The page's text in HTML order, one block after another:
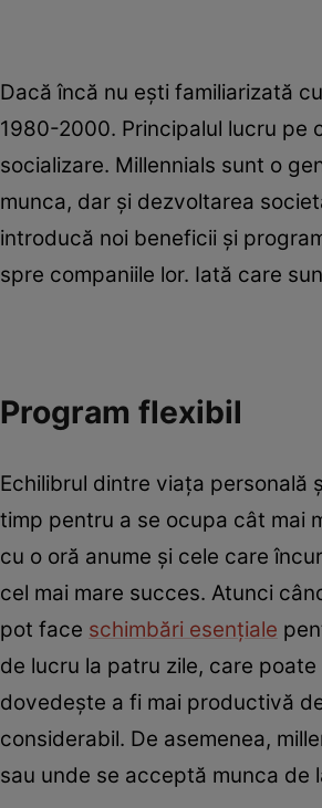
Dacă încă nu eşti familiarizată
1980-2000. Principalul lucru pe
socializare. Millennials sunt o
munca, dar şi dezvoltarea
introducă noi beneficii şi
spre companiile lor. Iată care
Program flexibil
Echilibrul dintre viaţa personală
timp pentru a se ocupa cât mai
cu o oră anume şi cele care
cel mai mare succes. Atunci
pot face schimbări esenţiale
de lucru la patru zile, care
dovedeşte a fi mai productivă
considerabil. De asemenea,
sau unde se acceptă munca de